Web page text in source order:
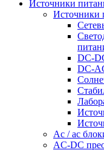
Источники
Источники
DC-
DC-
Ac / ac
AC-DC